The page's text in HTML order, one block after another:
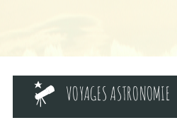
E
t
o
VOYAGES ASTRONOMIE